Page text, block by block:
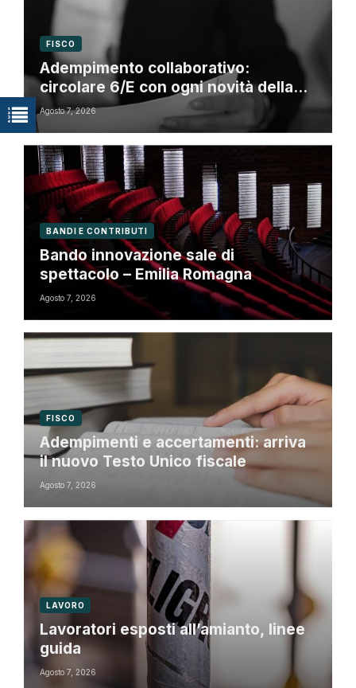
FISCO
Adempimento collaborativo:
circolare 6/E con ogni novità della
riforma fiscale
Agosto 7, 2026
BANDI E CONTRIBUTI
Bando innovazione sale di
spettacolo – Emilia Romagna
Agosto 7, 2026
FISCO
Adempimenti e accertamenti: arriva
il nuovo Testo Unico fiscale
Agosto 7, 2026
LAVORO
Lavoratori esposti all’amianto, linee
guida
Agosto 7, 2026